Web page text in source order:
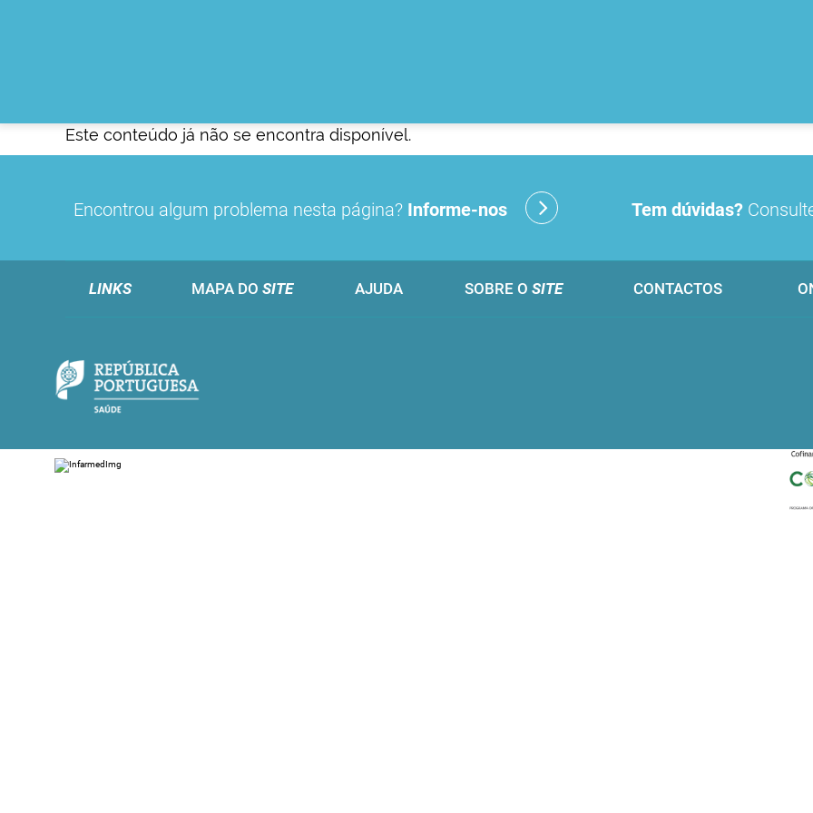
Este conteúdo já não se encontra disponível.
Encontrou algum problema nesta página? Informe-nos Tem dúvidas?
LINKS MAPA DO SITE AJUDA SOBRE O SITE CONTACTOS